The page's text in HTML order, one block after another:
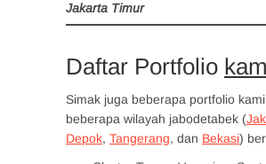
Jakarta Timur
Daftar Portfolio
Simak juga beberapa portfolio
beberapa wilayah jabodetabek (
Depok, Tangerang, dan Bekasi)